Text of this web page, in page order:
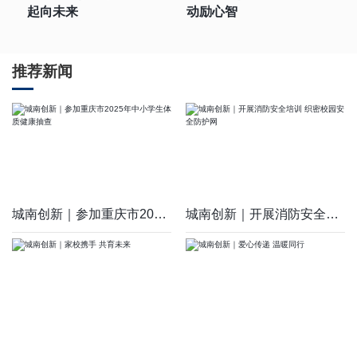
起向未来
动励心智
推荐新闻
城南创新｜参加重庆市2025年中小学生体质健康抽查 城南创新｜开展消防安全培训 织密校园安全防护网